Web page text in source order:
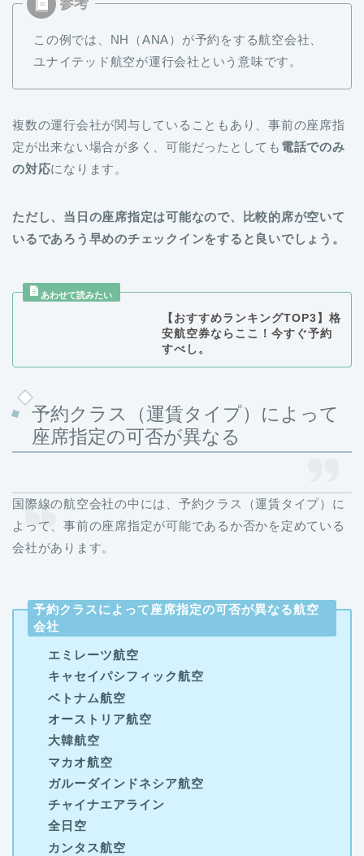
この例では、NH（ANA）が予約をする航空会社、
ユナイテッド航空が運行会社という意味です。
複数の運行会社が関与していることもあり、事前の座席指
定が出来ない場合が多く、可能だったとしても 電話でのみ
の対応になります。
ただし、当日の座席指定は可能なので、比較的席が空いて
いるであろう早めのチェックインをすると良いでしょう。
【おすすめランキングTOP3】格
安航空券ならここ！今すぐ予約
すべし。
予約クラス（運賃タイプ）によって
座席指定の可否が異なる
国際線の航空会社の中には、予約クラス（運賃タイプ）に
よって、事前の座席指定が可能であるか否かを定めている
会社があります。
予約クラスによって座席指定の可否が異なる航空
会社
エミレーツ航空
キャセイパシフィック航空
ベトナム航空
オーストリア航空
大韓航空
マカオ航空
ガルーダインドネシア航空
チャイナエアライン
全日空
カンタス航空